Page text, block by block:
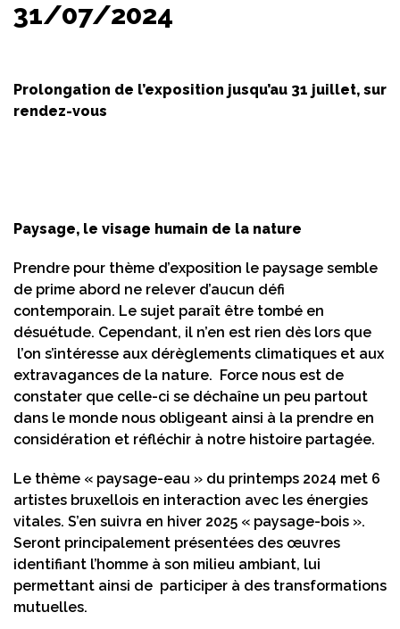
31/07/2024
Prolongation de l’exposition jusqu’au 31 juillet, sur
rendez-vous
Paysage, le visage humain de la nature
Prendre pour thème d’exposition le paysage semble
de prime abord ne relever d’aucun défi
contemporain. Le sujet paraît être tombé en
désuétude. Cependant, il n’en est rien dès lors que
l’on s’intéresse aux dérèglements climatiques et aux
extravagances de la nature. Force nous est de
constater que celle-ci se déchaîne un peu partout
dans le monde nous obligeant ainsi à la prendre en
considération et réfléchir à notre histoire partagée.
Le thème « paysage-eau » du printemps 2024 met 6
artistes bruxellois en interaction avec les énergies
vitales. S’en suivra en hiver 2025 « paysage-bois ».
Seront principalement présentées des œuvres
identifiant l’homme à son milieu ambiant, lui
permettant ainsi de participer à des transformations
mutuelles.